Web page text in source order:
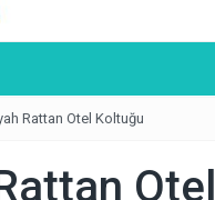
Rattan Otel Koltuğu
Otel